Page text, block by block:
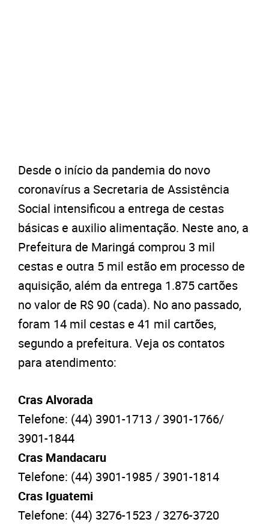
Desde o início da pandemia do novo
coronavírus a Secretaria de Assistência
Social intensificou a entrega de cestas
básicas e auxilio alimentação. Neste ano, a
Prefeitura de Maringá comprou 3 mil
cestas e outra 5 mil estão em processo de
aquisição, além da entrega 1.875 cartões
no valor de R$ 90 (cada). No ano passado,
foram 14 mil cestas e 41 mil cartões,
segundo a prefeitura. Veja os contatos
para atendimento:
CrasAlvorada
Telefone: (44) 3901-1713 / 3901-1766/
3901-1844
Cras Mandacaru
Telefone: (44) 3901-1985 / 3901-1814
Cras Iguatemi
Telefone: (44) 3276-1523 / 3276-3720